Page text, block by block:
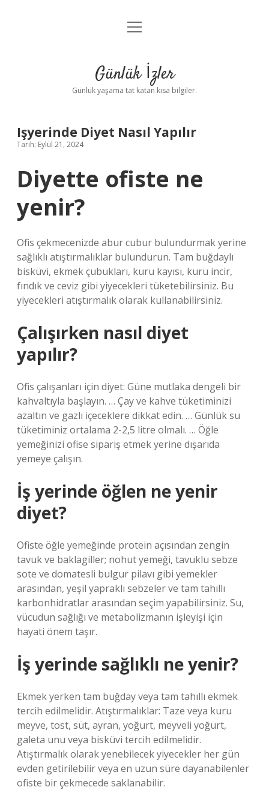
Anasayfa
Yasal Uyarı
menüyü
Günlük İzler
Günlük yaşama tat katan kısa bilgiler.
Işyerinde Diyet Nasıl Yapılır
Tarih: Eylül 21, 2024
Diyette ofiste ne
yenir?
Ofis çekmecenizde abur cubur bulundurmak yerine
sağlıklı atıştırmalıklar bulundurun. Tam buğdaylı
bisküvi, ekmek çubukları, kuru kayısı, kuru incir,
fındık ve ceviz gibi yiyecekleri tüketebilirsiniz. Bu
yiyecekleri atıştırmalık olarak kullanabilirsiniz.
Çalışırken nasıl diyet
yapılır?
Ofis çalışanları için diyet: Güne mutlaka dengeli bir
kahvaltıyla başlayın. … Çay ve kahve tüketiminizi
azaltın ve gazlı içeceklere dikkat edin. … Günlük su
tüketiminiz ortalama 2-2,5 litre olmalı. … Öğle
yemeğinizi ofise sipariş etmek yerine dışarıda
yemeye çalışın.
İş yerinde öğlen ne yenir
diyet?
Ofiste öğle yemeğinde protein açısından zengin
tavuk ve baklagiller; nohut yemeği, tavuklu sebze
sote ve domatesli bulgur pilavı gibi yemekler
arasından, yeşil yapraklı sebzeler ve tam tahıllı
karbonhidratlar arasından seçim yapabilirsiniz. Su,
vücudun sağlığı ve metabolizmanın işleyişi için
hayati önem taşır.
İş yerinde sağlıklı ne yenir?
Ekmek yerken tam buğday veya tam tahıllı ekmek
tercih edilmelidir. Atıştırmalıklar: Taze veya kuru
meyve, tost, süt, ayran, yoğurt, meyveli yoğurt,
galeta unu veya bisküvi tercih edilmelidir.
Atıştırmalık olarak yenebilecek yiyecekler her gün
evden getirilebilir veya en uzun süre dayanabilenler
ofiste bir çekmecede saklanabilir.